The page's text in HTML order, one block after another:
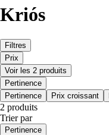
Kriós
Filtres
Prix
Voir les 2 produits
Pertinence
Pertinence
Prix croissant
2 produits
Trier par
Pertinence